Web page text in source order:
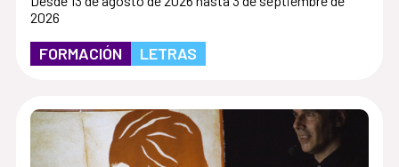
2026
FORMACIÓN LETRAS